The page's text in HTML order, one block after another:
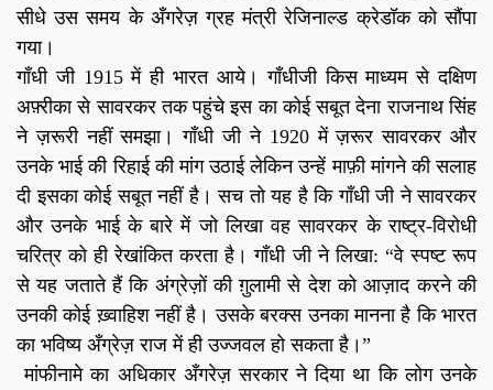
सीधे उस समय के अँगरेज़ ग्रह मंत्री रेजिनाल्ड क्रेडॉक को सौंपा
गया।
गाँधी जी 1915 में ही भारत आये। गाँधीजी किस माध्यम से दक्षिण
अफ़्रीका से सावरकर तक पहुंचे इस का कोई सबूत देना राजनाथ सिंह
ने ज़रूरी नहीं समझा। गाँधी जी ने 1920 में ज़रूर सावरकर और
उनके भाई की रिहाई की मांग उठाई लेकिन उन्हें माफ़ी मांगने की सलाह
दी इसका कोई सबूत नहीं है। सच तो यह है कि गाँधी जी ने सावरकर
और उनके भाई के बारे में जो लिखा वह सावरकर के राष्ट्र-विरोधी
चरित्र को ही रेखांकित करता है। गाँधी जी ने लिखा: “वे स्पष्ट रूप
से यह जताते हैं कि अंग्रेज़ों की ग़ुलामी से देश को आज़ाद करने की
उनकी कोई ख़्वाहिश नहीं है। उसके बरक्स उनका मानना है कि भारत
का भविष्य अँग्रेज़ राज में ही उज्जवल हो सकता है।”
मांफीनामे का अधिकार अँगरेज़ सरकार ने दिया था कि लोग उनके